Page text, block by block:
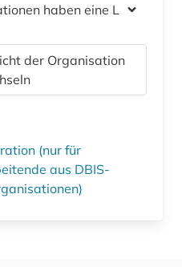
haben eine Lizenz
der Organisation
(nur für
aus DBIS-